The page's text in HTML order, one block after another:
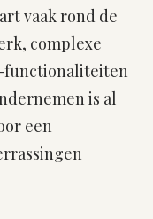
vaak rond de
complexe
functionaliteiten
is al
een